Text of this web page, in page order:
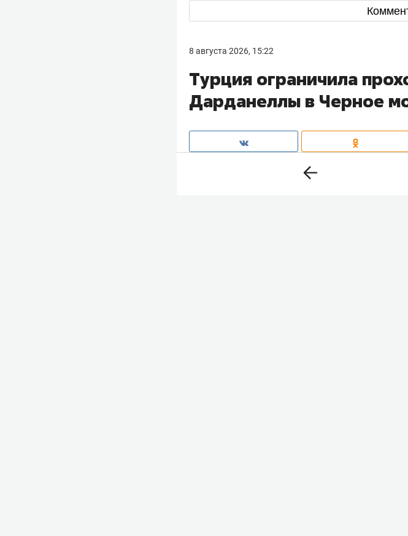
8 августа 2026, 15:22
Турция ограничила
Дарданеллы в Черное
Турция ограничила проход торговых